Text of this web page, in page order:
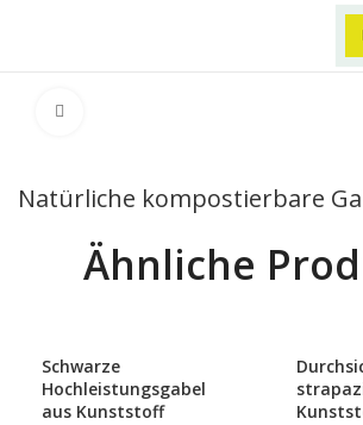
Natürliche kompostierbare
Ähnliche
Schwarze
Hochleistungsgabel
aus Kunststoff